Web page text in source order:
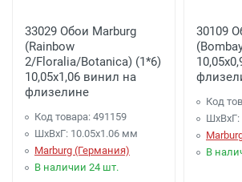
заказ от 2000 до 4000 рублей-
Доставка г. Калуга
заказ менее 2000 рублей - 450
Доставка (до адреса) по г.
рублей (суммируется к
самовывоза)
Акция: Доставка до:
33029 Обои Marburg
(Rainbow
2/Floralia/Botanica) (1*6)
10,05x1,06 винил на
флизелине
Код товара: 491159
ШхВхГ: 10.05х1.06 мм
Marburg (Германия)
В наличии 24 шт.
30109
Код
ШхВхГ:
В